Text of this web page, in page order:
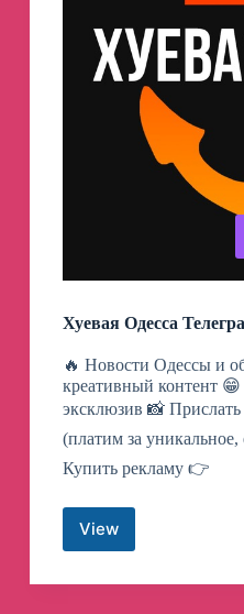
Хуевая Одесса
🔥 Новости Одессы и
креативный контент
эксклюзив 📸
(платим за
Купить рекламу 👉
ViewХуевая
Одесса
Телеграм